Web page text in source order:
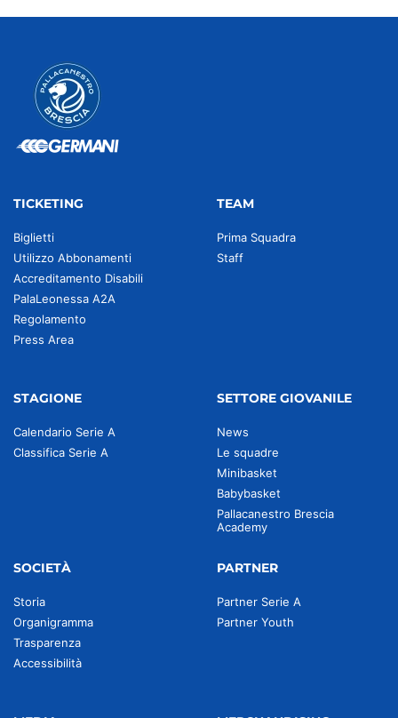
TICKETING
Biglietti
Utilizzo Abbonamenti
Accreditamento Disabili
PalaLeonessa A2A
Regolamento
Press Area
TEAM
Prima Squadra
Staff
STAGIONE
Calendario Serie A
Classifica Serie A
SETTORE GIOVANILE
News
Le squadre
Minibasket
Babybasket
Pallacanestro Brescia
Academy
SOCIETÀ
Storia
Organigramma
Trasparenza
Accessibilità
PARTNER
Partner Serie A
Partner Youth